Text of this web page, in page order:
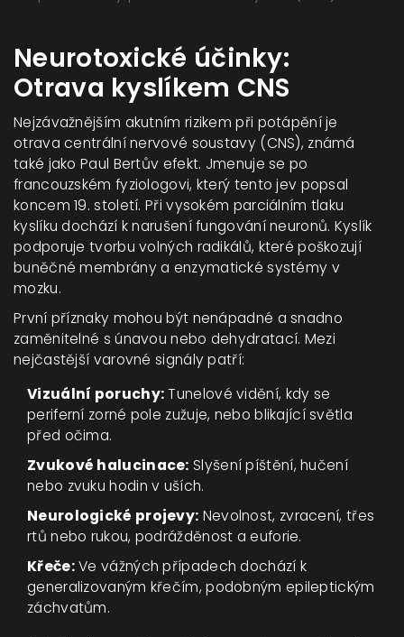
Neurotoxické účinky:
Otrava kyslíkem CNS
Nejzávažnějším akutním rizikem při potápění je
otrava centrální nervové soustavy (CNS), známá
také jako Paul Bertův efekt. Jmenuje se po
francouzském fyziologovi, který tento jev popsal
koncem 19. století. Při vysokém parciálním tlaku
kyslíku dochází k narušení fungování neuronů. Kyslík
podporuje tvorbu volných radikálů, které poškozují
buněčné membrány a enzymatické systémy v
mozku.
První příznaky mohou být nenápadné a snadno
zaměnitelné s únavou nebo dehydratací. Mezi
nejčastější varovné signály patří:
Vizuální poruchy:Tunelové vidění, kdy se
periferní zorné pole zužuje, nebo blikající světla
před očima.
Zvukové halucinace: Slyšení píštění, hučení
nebo zvuku hodin v uších.
Neurologické projevy: Nevolnost, zvracení, třes
rtů nebo rukou, podrážděnost a euforie.
Křeče:Ve vážných případech dochází k
generalizovaným křečím, podobným epileptickým
záchvatům.